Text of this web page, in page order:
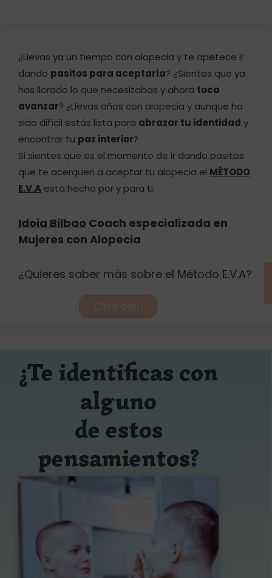
¿Llevas ya un tiempo con alopecia y te apetece ir
dando pasitos para aceptarla? ¿Sientes que ya
has llorado lo que necesitabas y ahora toca
avanzar? ¿Llevas años con alopecia y aunque ha
sido difícil estás lista para abrazar tu identidad y
encontrar tu paz interior?
Si sientes que es el momento de ir dando pasitos
que te acerquen a aceptar tu alopecia el MÉTODO
E.V.A está hecho por y para ti.
Idoia Bilbao Coach especializada en
Mujeres con Alopecia
¿Quieres saber más sobre el Método E.V.A?
Clica aquí
¿Te identificas con
alguno
de estos
pensamientos?